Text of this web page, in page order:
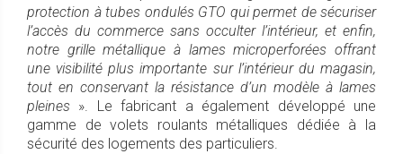
protection à tubes ondulés GTO qui permet de sécuriser
l’accès du commerce sans occulter l’intérieur, et enfin,
notre grille métallique à lames microperforées offrant
une visibilité plus importante sur l’intérieur du magasin,
tout en conservant la résistance d’un modèle à lames
pleines ». Le fabricant a également développé une
gamme de volets roulants métalliques dédiée à la
sécurité des logements des particuliers.